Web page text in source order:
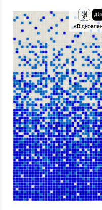
Текстура (особливості) :
Вага (брутто)
4.35 кг
Основа : Папір, Сітка
Призначення:
Кількість модулів у упаковці:
Вага модуля 4,35
Розмір чіпа: 24x24 мм
Товщина чіпа : 4 мм
Площа модуля: 0,6 м²
Країна виробника: Україна
Бренд: AquaMo
: новий